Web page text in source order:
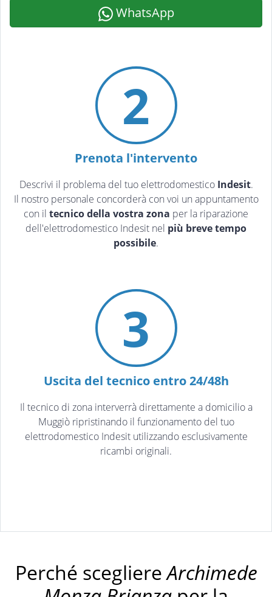
WhatsApp
2
Prenota l'intervento
Descrivi il problema del tuo elettrodomestico Indesit.
Il nostro personale concorderà con voi un appuntamento
con il tecnico della vostra zona per la riparazione
dell'elettrodomestico Indesit nel più breve tempo
possibile.
3
Uscita del tecnico entro 24/48h
Il tecnico di zona interverrà direttamente a domicilio a
Muggiò ripristinando il funzionamento del tuo
elettrodomestico Indesit utilizzando esclusivamente
ricambi originali.
Perché scegliereArchimede